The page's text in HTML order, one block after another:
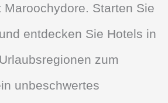
Maroochydore. Starten Sie
entdecken Sie Hotels in
zum
unbeschwertes